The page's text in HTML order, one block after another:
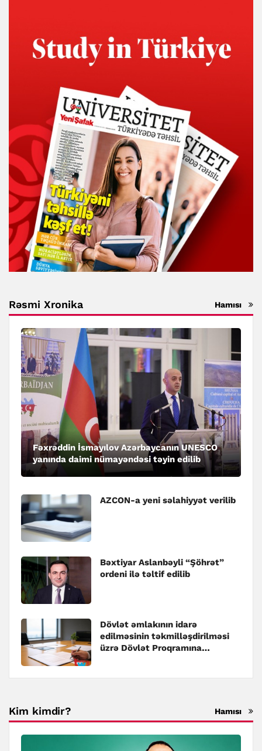
Rəsmi Xronika Hamısı
Fəxrəddin İsmayılov Azərbaycanın UNESCO
yanında daimi nümayəndəsi təyin edilib
AZCON-a yeni səlahiyyət verilib
Bəxtiyar Aslanbəyli “Şöhrət”
ordeni ilə təltif edilib
Dövlət əmlakının idarə
edilməsinin təkmilləşdirilməsi
üzrə Dövlət Proqramına
Kim kimdir? Hamısı